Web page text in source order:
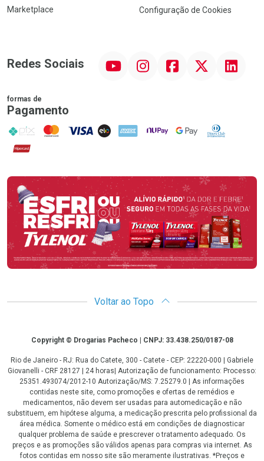
Marketplace
Configuração de Cookies
Redes Sociais InstagramFacebook Linkedin
formas de
Pagamento
PIX MasterCard
VISA ELO AMEX NuPay Google PayDiners Club
Hipercard
Promoção em Destaque
Voltar ao Topo
CopyrightCopyright © Drogarias Pacheco | CNPJ: 33.438.250/0187-08
Rio de Janeiro - RJ: Rua do Catete, 300 - Catete - CEP: 22220-000 | Gabriele
Giovanelli - CRF 28127 | 24 horas| Autorização de funcionamento: Processo:
25351.493074/2012-10 Autorização/MS: 7.25279.0 | As informações
contidas neste site, como promoções e ofertas de remédios e
medicamentos, não devem ser usadas para automedicação e não
substituem, em hipótese alguma, a medicação prescrita pelo profissional da
área médica. Somente o médico está em condições de diagnosticar
qualquer problema de saúde e prescrever o tratamento adequado. Os
preços e as promoções são válidos apenas para compras via internet. As
fotos contidas em nosso site são meramente ilustrativas. *Preços e